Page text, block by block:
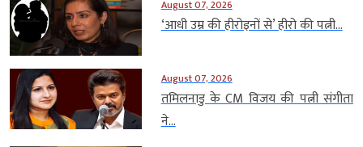
August 07, 2026
‘आधी उम्र की हीरोइनों से’ हीरो की पत्नी...
August 07, 2026
तमिलनाडु के CM विजय की पत्नी संगीता
ने...